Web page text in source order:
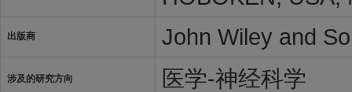
出版商 John Wiley and
涉及的研究方向 医学-神经科学